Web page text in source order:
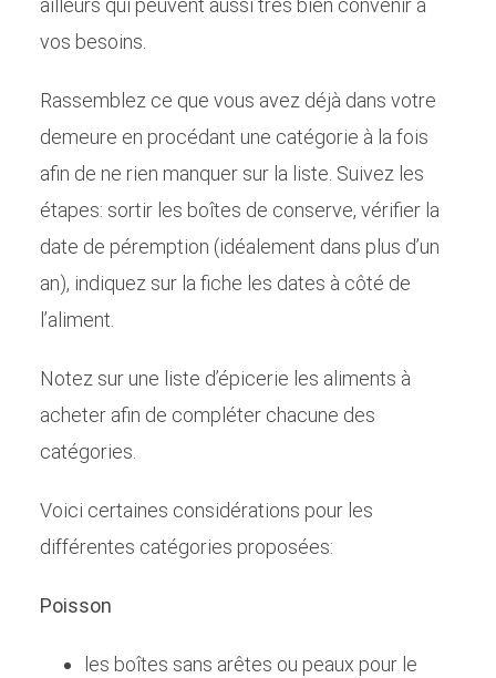
ailleurs qui peuvent aussi très bien convenir à
vos besoins.
Rassemblez ce que vous avez déjà dans votre
demeure en procédant une catégorie à la fois
afin de ne rien manquer sur la liste. Suivez les
étapes: sortir les boîtes de conserve, vérifier la
date de péremption (idéalement dans plus d’un
an), indiquez sur la fiche les dates à côté de
l’aliment.
Notez sur une liste d’épicerie les aliments à
acheter afin de compléter chacune des
catégories.
Voici certaines considérations pour les
différentes catégories proposées:
Poisson
les boîtes sans arêtes ou peaux pour le